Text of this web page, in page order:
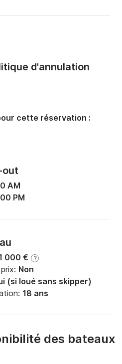
out
AM
PM
000 € ?
Non
(si loué sans skipper)
18 ans
d'annulation
cette réservation :
des bateaux